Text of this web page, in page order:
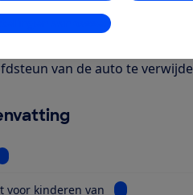
aanpassen
autostoeltje dat geschikt is
zitje wordt vastgezet met
stabiliteit en voorkomt
van de auto te
informatie voor Soort
voor kinderen van Bekijk